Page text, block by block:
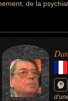
de la